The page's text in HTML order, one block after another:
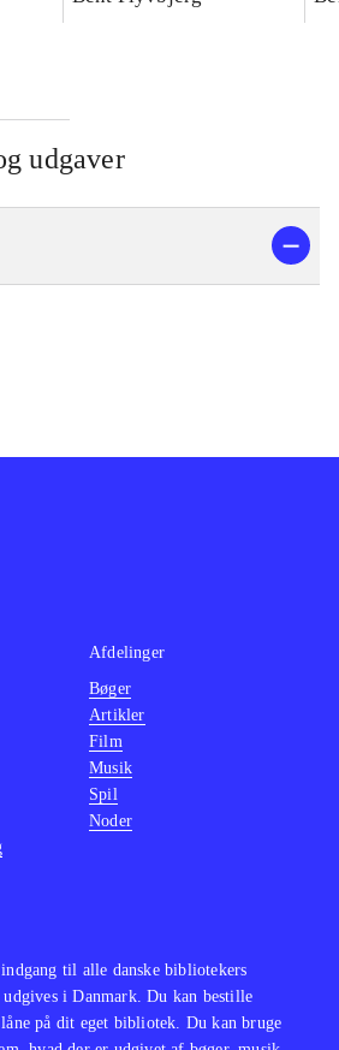
udgaver
til alle danske bibliotekers
i Danmark. Du kan bestille
på dit eget bibliotek. Du kan bruge
Afdelinger
Bøger
Artikler
Film
Musik
Spil
Noder